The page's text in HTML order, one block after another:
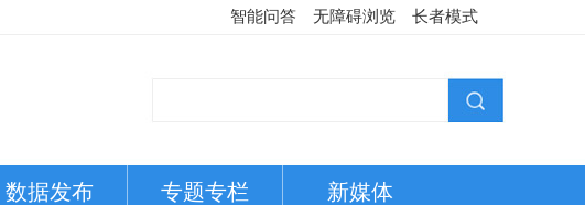
智能问答 无障碍浏览 长者模式
数据发布 专题专栏 新媒体